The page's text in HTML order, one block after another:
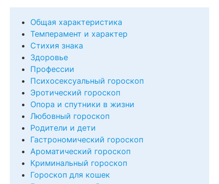
Общая характеристика
Темперамент и характер
Стихия знака
Здоровье
Профессии
Психосексуальный гороскоп
Эротический гороскоп
Опора и спутники в жизни
Любовный гороскоп
Родители и дети
Гастрономический гороскоп
Ароматический гороскоп
Криминальный гороскоп
Гороскоп для кошек